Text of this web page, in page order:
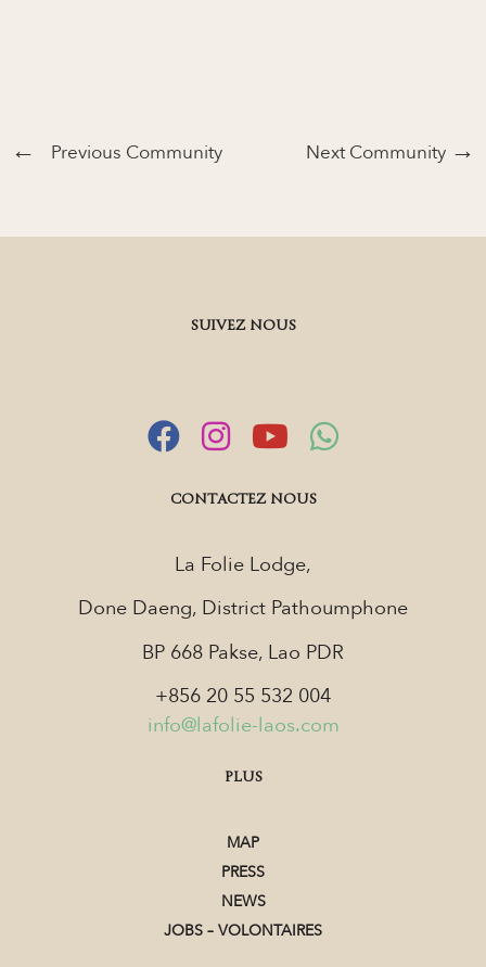
Previous Community Next Community
SUIVEZ NOUS
CONTACTEZ NOUS
La Folie Lodge,
Done Daeng, District Pathoumphone
BP 668 Pakse, Lao PDR
+856 20 55 532 004
info@lafolie-laos.com
PLUS
MAP
PRESS
NEWS
JOBS – VOLONTAIRES